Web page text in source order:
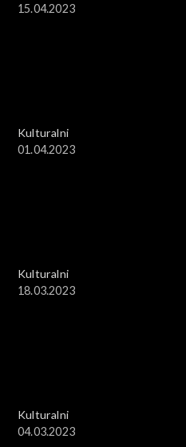
15.04.2023
Kulturalni
01.04.2023
Kulturalni
18.03.2023
Kulturalni
04.03.2023